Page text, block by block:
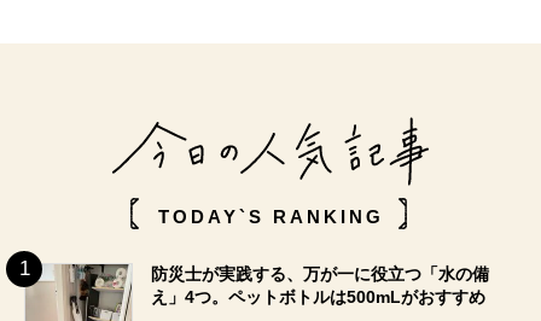
TODAY`S RANKING
防災士が実践する、万が一に役立つ「水の備
え」4つ。ペットボトルは500mLがおすすめ